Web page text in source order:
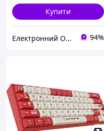
Купити
Eлектронний Оазис 94%